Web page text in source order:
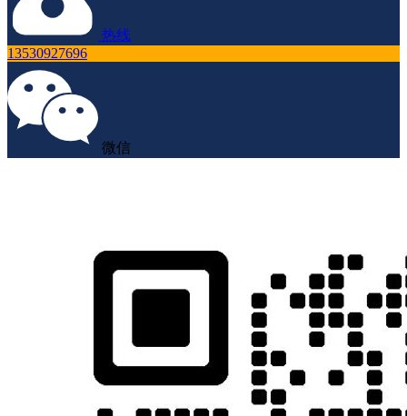
热线
13530927696
微信